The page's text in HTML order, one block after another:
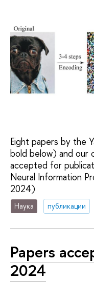
Eight papers by the
bold below) and our
accepted for
Neural Information
2024)
Наука публикации
Papers
2024